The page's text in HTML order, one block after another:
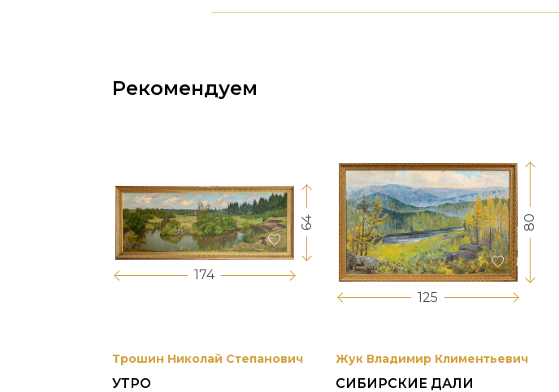
Рекомендуем
174
64
Трошин Николай Степанович
УТРО
125
80
Жук Владимир Климентьевич
СИБИРСКИЕ ДАЛИ